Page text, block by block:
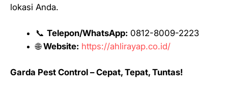
lokasi Anda.
📞Telepon/WhatsApp: 0812-8009-2223
🌐Website: https://ahlirayap.co.id/
Garda Pest Control – Cepat, Tepat, Tuntas!